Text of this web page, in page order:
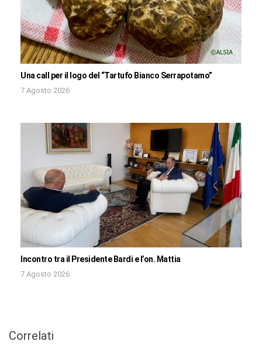
Una call per il logo del “Tartufo Bianco Serrapotamo”
7 Agosto 2026
Incontro tra il Presidente Bardi e l’on. Mattia
7 Agosto 2026
Correlati